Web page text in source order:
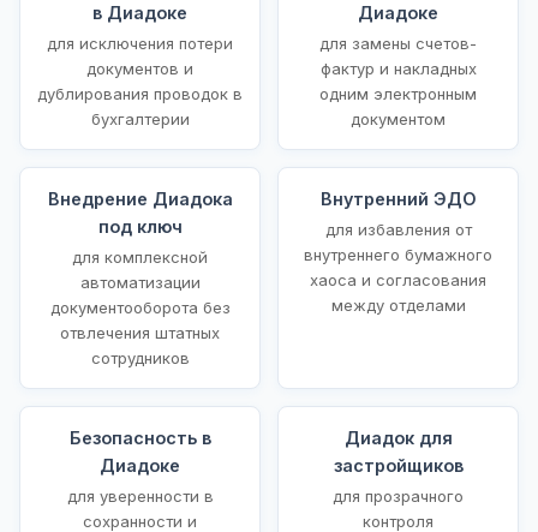
в Диадоке
для исключения потери
документов и
дублирования проводок в
бухгалтерии
Диадоке
для замены счетов-
фактур и накладных
одним электронным
документом
Внедрение Диадока
под ключ
для комплексной
автоматизации
документооборота без
отвлечения штатных
сотрудников
Внутренний ЭДО
для избавления от
внутреннего бумажного
хаоса и согласования
между отделами
Безопасность в
Диадоке
для уверенности в
сохранности и
Диадок для
застройщиков
для прозрачного
контроля